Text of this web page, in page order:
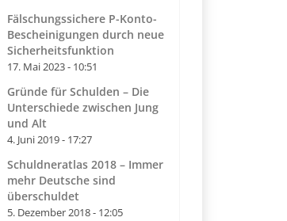
Fälschungssichere P-Konto-
Bescheinigungen durch neue
Sicherheitsfunktion
17. Mai 2023 - 10:51
Gründe für Schulden – Die
Unterschiede zwischen Jung
und Alt
4. Juni 2019 - 17:27
Schuldneratlas 2018 – Immer
mehr Deutsche sind
überschuldet
5. Dezember 2018 - 12:05